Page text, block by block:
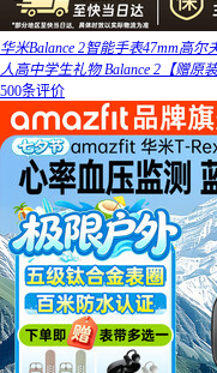
华米Balance 2智能手表47mm高
人高中学生礼物 Balance 2【赠原
500条评价